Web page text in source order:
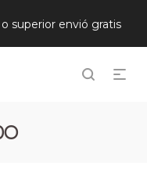
superior envió gratis